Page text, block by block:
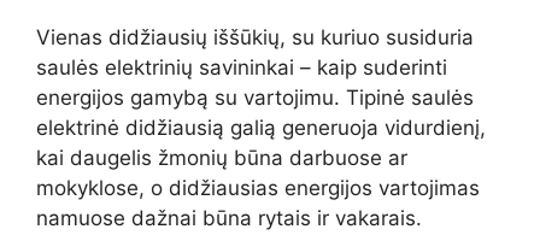
Vienas didžiausių iššūkių, su kuriuo susiduria
saulės elektrinių savininkai – kaip suderinti
energijos gamybą su vartojimu. Tipinė saulės
elektrinė didžiausią galią generuoja vidurdienį,
kai daugelis žmonių būna darbuose ar
mokyklose, o didžiausias energijos vartojimas
namuose dažnai būna rytais ir vakarais.